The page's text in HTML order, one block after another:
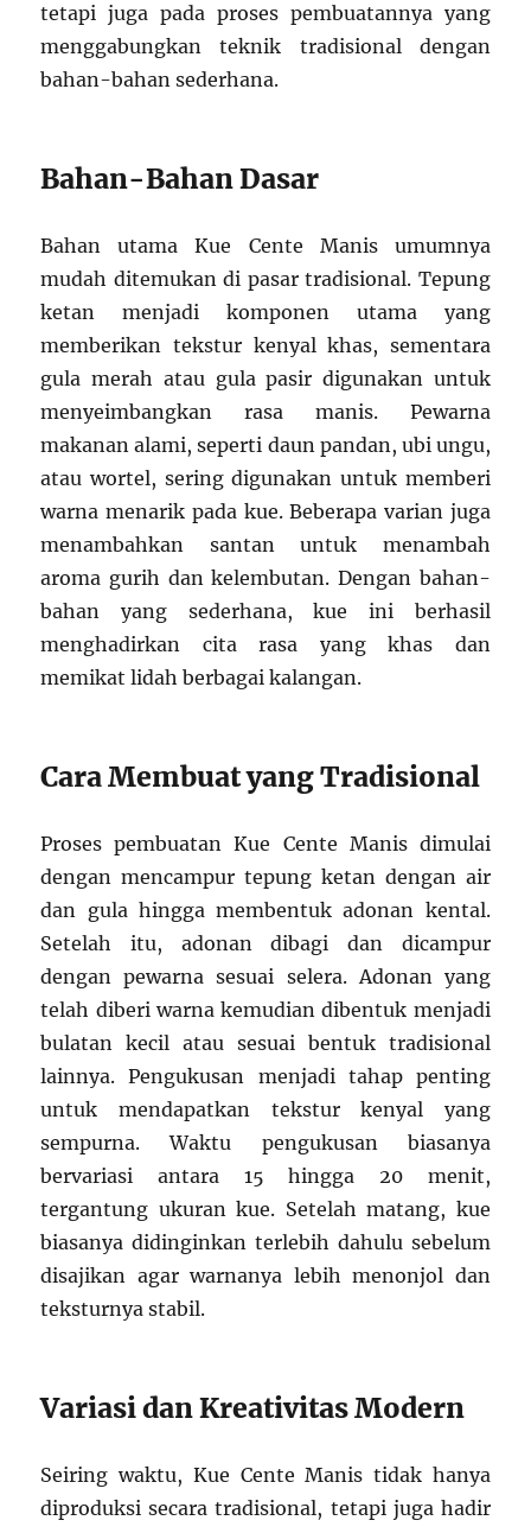
tetapi juga pada proses pembuatannya yang
menggabungkan teknik tradisional dengan
bahan-bahan sederhana.
Bahan-Bahan Dasar
Bahan utama Kue Cente Manis umumnya
mudah ditemukan di pasar tradisional. Tepung
ketan menjadi komponen utama yang
memberikan tekstur kenyal khas, sementara
gula merah atau gula pasir digunakan untuk
menyeimbangkan rasa manis. Pewarna
makanan alami, seperti daun pandan, ubi ungu,
atau wortel, sering digunakan untuk memberi
warna menarik pada kue. Beberapa varian juga
menambahkan santan untuk menambah
aroma gurih dan kelembutan. Dengan bahan-
bahan yang sederhana, kue ini berhasil
menghadirkan cita rasa yang khas dan
memikat lidah berbagai kalangan.
Cara Membuat yang Tradisional
Proses pembuatan Kue Cente Manis dimulai
dengan mencampur tepung ketan dengan air
dan gula hingga membentuk adonan kental.
Setelah itu, adonan dibagi dan dicampur
dengan pewarna sesuai selera. Adonan yang
telah diberi warna kemudian dibentuk menjadi
bulatan kecil atau sesuai bentuk tradisional
lainnya. Pengukusan menjadi tahap penting
untuk mendapatkan tekstur kenyal yang
sempurna. Waktu pengukusan biasanya
bervariasi antara 15 hingga 20 menit,
tergantung ukuran kue. Setelah matang, kue
biasanya didinginkan terlebih dahulu sebelum
disajikan agar warnanya lebih menonjol dan
teksturnya stabil.
Variasi dan Kreativitas Modern
Seiring waktu, Kue Cente Manis tidak hanya
diproduksi secara tradisional, tetapi juga hadir